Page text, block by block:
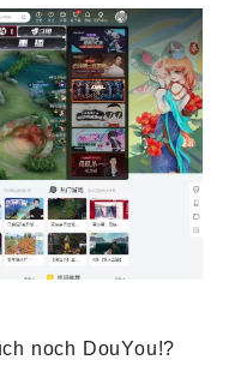
noch DouYou!?